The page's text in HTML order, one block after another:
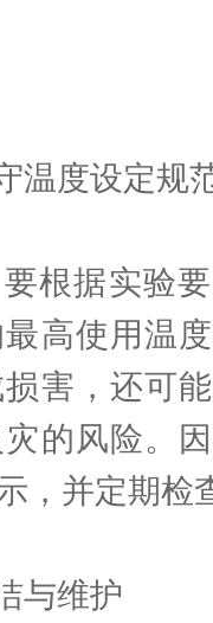
度设定规
据实验要
高使用温
害，还可
的风险。
，并定期检
维护